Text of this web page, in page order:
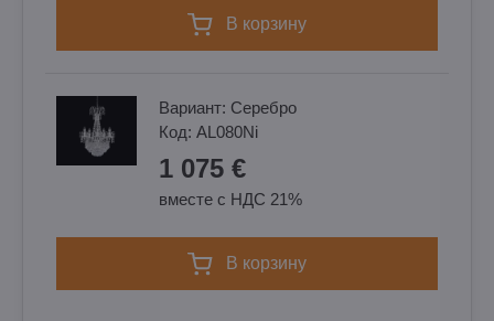
в корзину
Вариант: Cеребро
Код: AL080Ni
1 075 €
вместе с НДС 21%
в корзину